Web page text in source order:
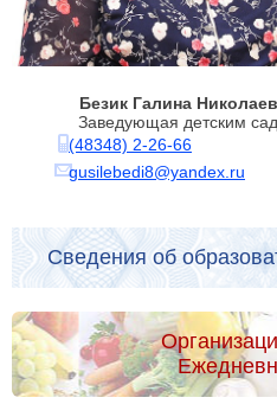
Безик Галина
Заведующая детским
(48348) 2-26-66
gusilebedi8@yandex.ru
Сведения об